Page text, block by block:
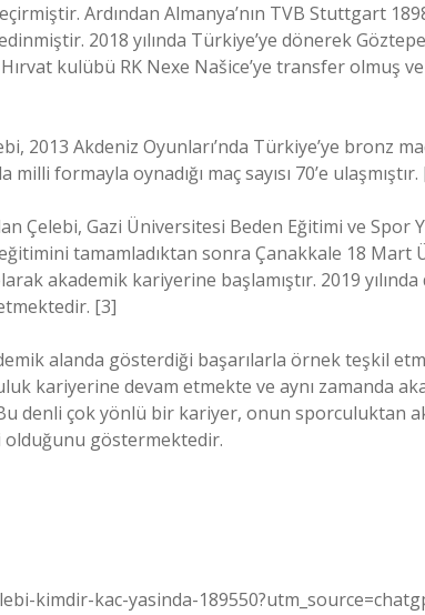
Ardından Almanya’nın TVB Stuttgart
2018 yılında Türkiye’ye dönerek
kulübü RK Nexe Našice’ye transfer olmuş
2013 Akdeniz Oyunları’nda Türkiye’ye bronz
milli formayla oynadığı maç sayısı 70’e ulaşmıştır.
Çelebi, Gazi Üniversitesi Beden Eğitimi ve Spor
tamamladıktan sonra Çanakkale 18 Mart
akademik kariyerine başlamıştır. 2019
[3]
alanda gösterdiği başarılarla örnek teşkil
kariyerine devam etmekte ve aynı zamanda
denli çok yönlü bir kariyer, onun sporculuktan
olduğunu göstermektedir.
kimdir-kac-yasinda-